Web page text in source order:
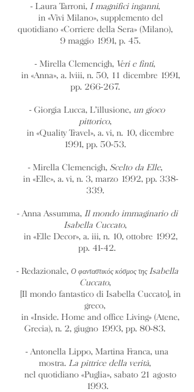
- Laura Tarroni, I magnifici inganni,
in «Vivi Milano», supplemento del
quotidiano «Corriere della Sera» (Milano),
9 maggio 1991, p. 45.
- Mirella Clemencigh, Veri e finti,
in «Anna», a. lviii, n. 50, 11 dicembre 1991,
pp. 266-267.
- Giorgia Lucca, L’illusione, un gioco
pittorico,
in «Quality Travel», a. vi, n. 10, dicembre
1991, pp. 50-53.
- Mirella Clemencigh, Scelto da Elle,
in «Elle», a. vi, n. 3, marzo 1992, pp. 338-
339.
- Anna Assumma, Il mondo immaginario di
Isabella Cuccato,
in «Elle Decor», a. iii, n. 10, ottobre 1992,
pp. 41-42.
- Redazionale, Ο φανταστικός κόσμος της Isabella
Cuccato,
[Il mondo fantastico di Isabella Cuccato], in
greco,
in «Inside. Home and office Living» (Atene,
Grecia), n. 2, giugno 1993, pp. 80-83.
- Antonella Lippo, Martina Franca, una
mostra. La pittrice della verità,
nel quotidiano «Puglia», sabato 21 agosto
1993.